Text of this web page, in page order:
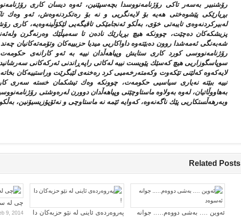
رۆشنبیر به‌سه‌ر تاكی رۆژنامه‌نووسدا بچه‌سپێنین، ئه‌وه‌ دیسان كاری
بڕیارێكی پێشوه‌ختی هه‌یه‌ بۆ لایه‌نگریی و نه‌ بۆ ره‌تكردنه‌وه‌ش، ئه‌و وه‌ك
له‌بیركردنه‌وه‌ی تایبه‌تی خۆی، به‌ڵكو ئه‌نجامێكی تاقیگه‌یی لێكۆڵینه‌وه‌یه‌،
پزیشكه‌كان ده‌چێت، چوونكه‌ هیچ بڕیارێك ناده‌ن تا سه‌مپڵێك وه‌رنه‌گرن
شه‌به‌نگی ئه‌مه‌شدا روون ده‌بێته‌وه‌ داواكاریی میدیا حزبییه‌كان وتۆمه‌ته‌كانیان
رۆژنامه‌نووسی كورد كاری ستایش وپیاهه‌ڵدان نییه‌ به‌ ئه‌و كارانه‌ی
سوپاسگوزاریی هیچ كه‌سێك پێویست نییه‌ له‌كاتی راپه‌ڕاندنی ئه‌ركه‌كانی
لایه‌كه‌وه‌ كه‌لێنی تێكه‌وت وكه‌مته‌رخه‌میی كرد ره‌خنه‌ی لێبگرێت وراستییه‌كان
نییه‌ ببێته‌ نه‌یاری سیاسیی حكومه‌ت، چوونكه‌ وه‌ك تیشكمان خسته‌ سه‌ری
به‌هاووڵاتیان، له‌وه‌ به‌ولاوه‌ ماستاوچێتی وپیاهه‌ڵدان دوورن له‌ره‌وشتی
وبه‌رهه‌ڵستكاریی پێك ناگه‌نه‌وه‌، كه‌وایه‌ ئێمه‌ نه‌ ماستاوچی و نه‌ئۆپۆزیسیۆنین،
Related Posts
چی لە
9, 2014 پەروەردەی ئاینی لە نێو حزبەکان دا ئەوین …. بەشی دووەم….. جوانە